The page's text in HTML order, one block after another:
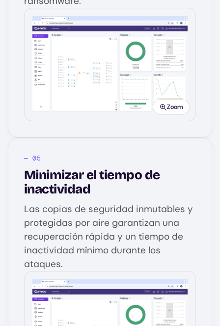
Image
Zoom
Minimizar el tiempo de
inactividad
Las copias de seguridad inmutables y
protegidas por aire garantizan una
recuperación rápida y un tiempo de
inactividad mínimo durante los
ataques.